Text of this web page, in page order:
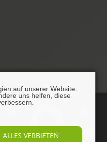
auf unserer Website.
uns helfen, diese
ALLES VERBIETEN